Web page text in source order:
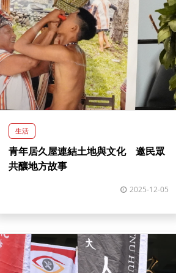
生活
青年居久屋連結土地與文化 邀民眾
共釀地方故事
2025-12-05